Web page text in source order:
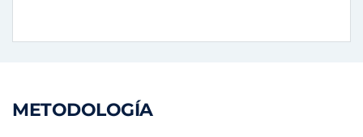
METODOLOGÍA